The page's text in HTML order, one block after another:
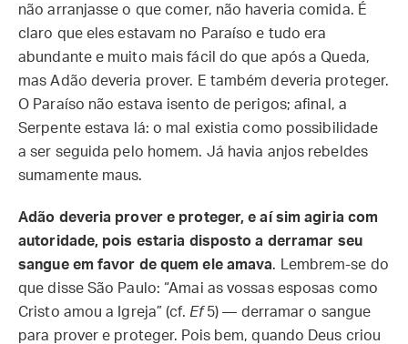
não arranjasse o que comer, não haveria comida. É
claro que eles estavam no Paraíso e tudo era
abundante e muito mais fácil do que após a Queda,
mas Adão deveria prover. E também deveria proteger.
O Paraíso não estava isento de perigos; afinal, a
Serpente estava lá: o mal existia como possibilidade
a ser seguida pelo homem. Já havia anjos rebeldes
sumamente maus.
Adão deveria prover e proteger, e aí sim agiria com
autoridade, pois estaria disposto a derramar seu
sangue em favor de quem ele amava. Lembrem-se do
que disse São Paulo: “Amai as vossas esposas como
Cristo amou a Igreja” (cf. Ef5) — derramar o sangue
para prover e proteger. Pois bem, quando Deus criou